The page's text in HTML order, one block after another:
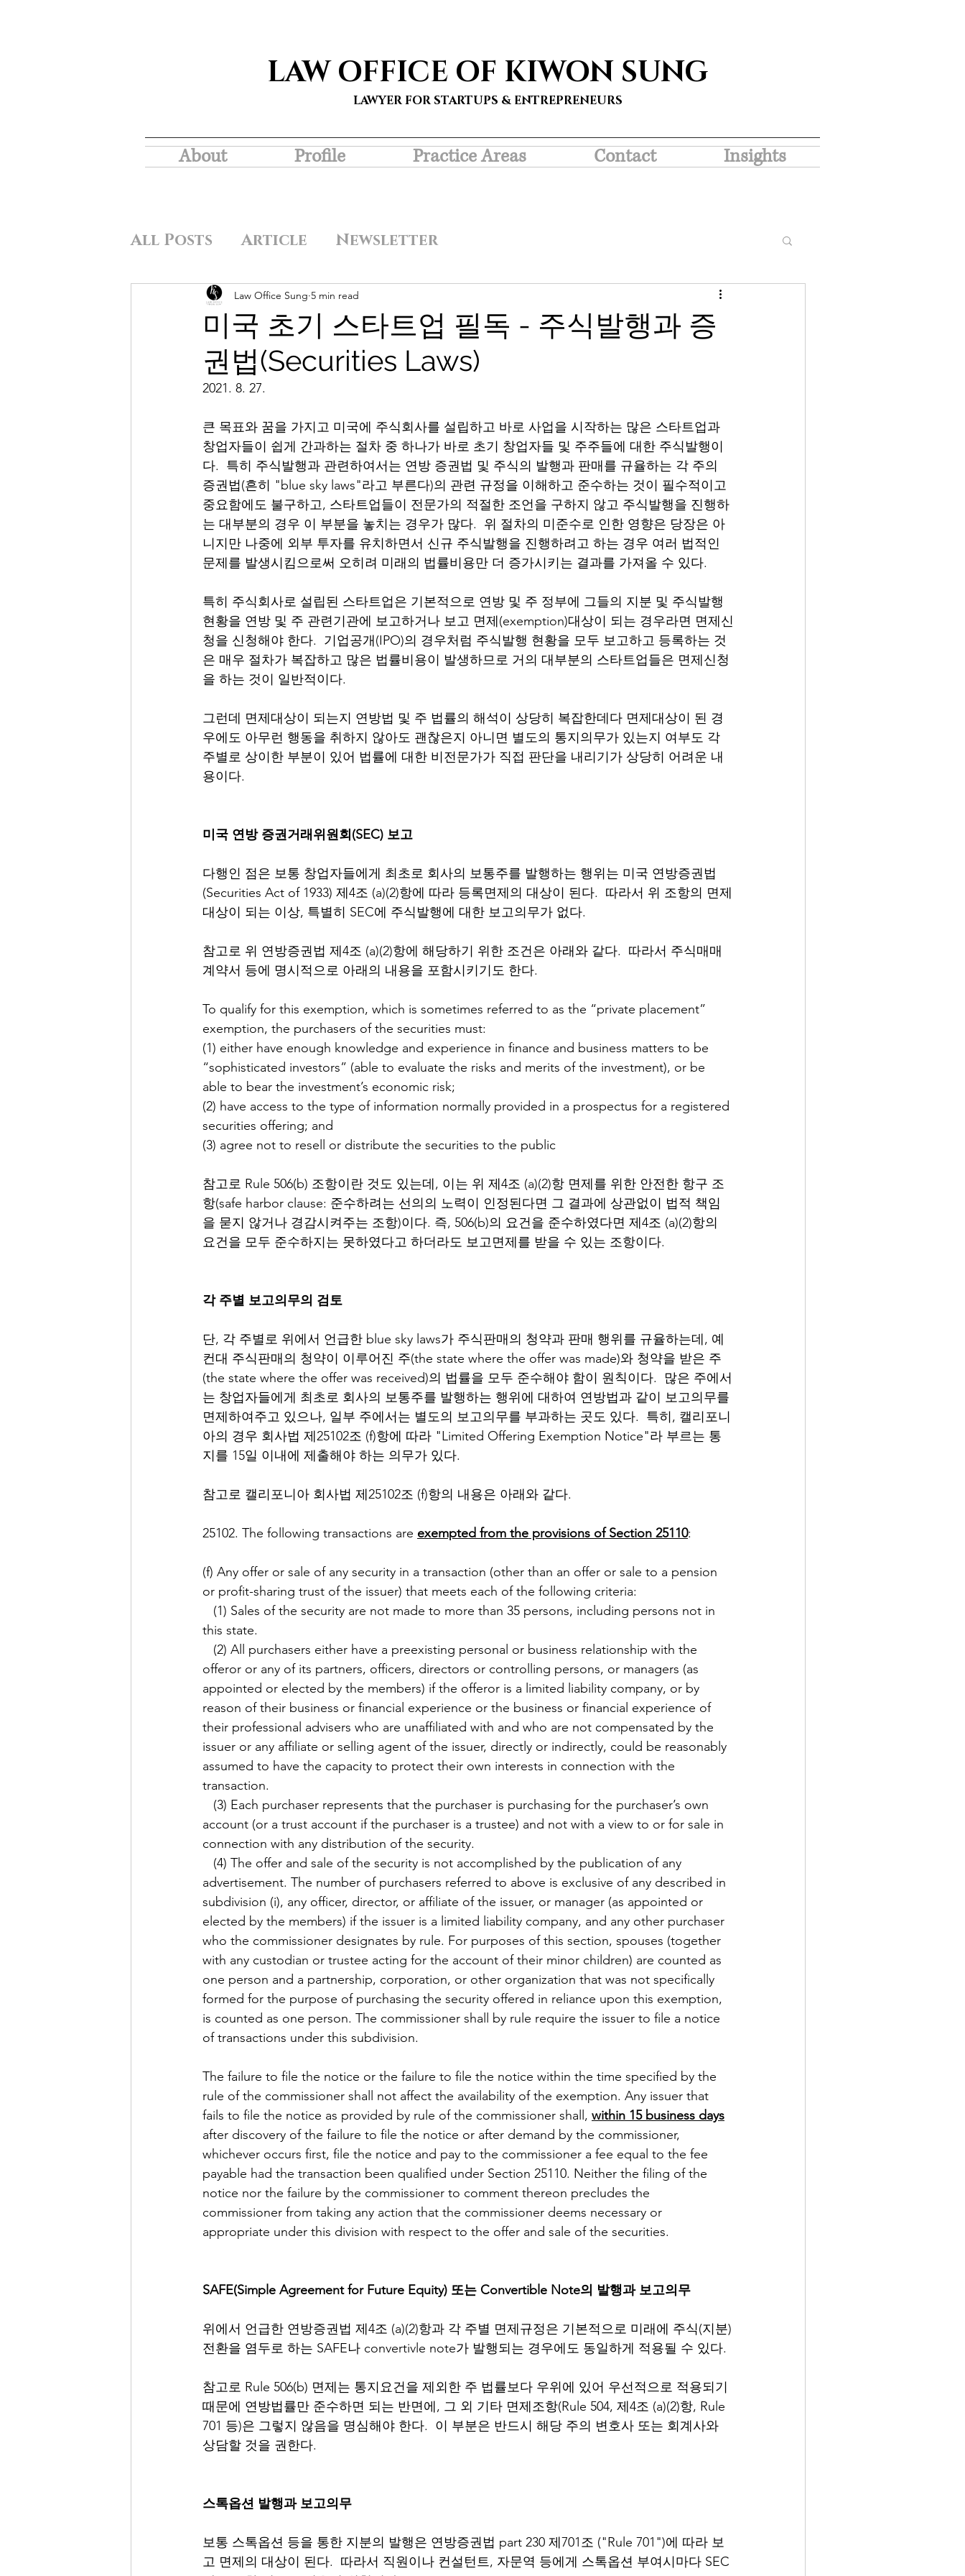
LAW OFFICE OF KIWON SUNG
LAWYER FOR STARTUPS & ENTREPRENEURS
About Profile Practice Areas Contact Insights
All Posts Article Newsletter
미국 초기 스타트업 필독 - 주식발행과 증
권법(Securities Laws)
Law Office Sung 5 min read
2021. 8. 27.
큰 목표와 꿈을 가지고 미국에 주식회사를 설립하고 바로 사업을 시작하는 많은 스타트업과
창업자들이 쉽게 간과하는 절차 중 하나가 바로 초기 창업자들 및 주주들에 대한 주식발행이
다.  특히 주식발행과 관련하여서는 연방 증권법 및 주식의 발행과 판매를 규율하는 각 주의
증권법(흔히 "blue sky laws"라고 부른다)의 관련 규정을 이해하고 준수하는 것이 필수적이고
중요함에도 불구하고, 스타트업들이 전문가의 적절한 조언을 구하지 않고 주식발행을 진행하
는 대부분의 경우 이 부분을 놓치는 경우가 많다.  위 절차의 미준수로 인한 영향은 당장은 아
니지만 나중에 외부 투자를 유치하면서 신규 주식발행을 진행하려고 하는 경우 여러 법적인
문제를 발생시킴으로써 오히려 미래의 법률비용만 더 증가시키는 결과를 가져올 수 있다.
특히 주식회사로 설립된 스타트업은 기본적으로 연방 및 주 정부에 그들의 지분 및 주식발행
현황을 연방 및 주 관련기관에 보고하거나 보고 면제(exemption)대상이 되는 경우라면 면제신
청을 신청해야 한다.  기업공개(IPO)의 경우처럼 주식발행 현황을 모두 보고하고 등록하는 것
은 매우 절차가 복잡하고 많은 법률비용이 발생하므로 거의 대부분의 스타트업들은 면제신청
을 하는 것이 일반적이다.
그런데 면제대상이 되는지 연방법 및 주 법률의 해석이 상당히 복잡한데다 면제대상이 된 경
우에도 아무런 행동을 취하지 않아도 괜찮은지 아니면 별도의 통지의무가 있는지 여부도 각
주별로 상이한 부분이 있어 법률에 대한 비전문가가 직접 판단을 내리기가 상당히 어려운 내
용이다.
미국 연방 증권거래위원회(SEC) 보고
다행인 점은 보통 창업자들에게 최초로 회사의 보통주를 발행하는 행위는 미국 연방증권법
(Securities Act of 1933) 제4조 (a)(2)항에 따라 등록면제의 대상이 된다.  따라서 위 조항의 면제
대상이 되는 이상, 특별히 SEC에 주식발행에 대한 보고의무가 없다.
참고로 위 연방증권법 제4조 (a)(2)항에 해당하기 위한 조건은 아래와 같다.  따라서 주식매매
계약서 등에 명시적으로 아래의 내용을 포함시키기도 한다.
To qualify for this exemption, which is sometimes referred to as the “private placement”
exemption, the purchasers of the securities must:
(1) either have enough knowledge and experience in finance and business matters to be
“sophisticated investors” (able to evaluate the risks and merits of the investment), or be
able to bear the investment’s economic risk;
(2) have access to the type of information normally provided in a prospectus for a registered
securities offering; and
(3) agree not to resell or distribute the securities to the public
참고로 Rule 506(b) 조항이란 것도 있는데, 이는 위 제4조 (a)(2)항 면제를 위한 안전한 항구 조
항(safe harbor clause: 준수하려는 선의의 노력이 인정된다면 그 결과에 상관없이 법적 책임
을 묻지 않거나 경감시켜주는 조항)이다. 즉, 506(b)의 요건을 준수하였다면 제4조 (a)(2)항의
요건을 모두 준수하지는 못하였다고 하더라도 보고면제를 받을 수 있는 조항이다.
각 주별 보고의무의 검토
단, 각 주별로 위에서 언급한 blue sky laws가 주식판매의 청약과 판매 행위를 규율하는데, 예
컨대 주식판매의 청약이 이루어진 주(the state where the offer was made)와 청약을 받은 주
(the state where the offer was received)의 법률을 모두 준수해야 함이 원칙이다.  많은 주에서
는 창업자들에게 최초로 회사의 보통주를 발행하는 행위에 대하여 연방법과 같이 보고의무를
면제하여주고 있으나, 일부 주에서는 별도의 보고의무를 부과하는 곳도 있다.  특히, 캘리포니
아의 경우 회사법 제25102조 (f)항에 따라 "Limited Offering Exemption Notice"라 부르는 통
지를 15일 이내에 제출해야 하는 의무가 있다.
참고로 캘리포니아 회사법 제25102조 (f)항의 내용은 아래와 같다.
25102. The following transactions are exempted from the provisions of Section 25110:
(f) Any offer or sale of any security in a transaction (other than an offer or sale to a pension
or profit-sharing trust of the issuer) that meets each of the following criteria:
this state.
offeror or any of its partners, officers, directors or controlling persons, or managers (as
appointed or elected by the members) if the offeror is a limited liability company, or by
reason of their business or financial experience or the business or financial experience of
their professional advisers who are unaffiliated with and who are not compensated by the
issuer or any affiliate or selling agent of the issuer, directly or indirectly, could be reasonably
assumed to have the capacity to protect their own interests in connection with the
transaction.
account (or a trust account if the purchaser is a trustee) and not with a view to or for sale in
connection with any distribution of the security.
advertisement. The number of purchasers referred to above is exclusive of any described in
subdivision (i), any officer, director, or affiliate of the issuer, or manager (as appointed or
elected by the members) if the issuer is a limited liability company, and any other purchaser
who the commissioner designates by rule. For purposes of this section, spouses (together
with any custodian or trustee acting for the account of their minor children) are counted as
one person and a partnership, corporation, or other organization that was not specifically
formed for the purpose of purchasing the security offered in reliance upon this exemption,
is counted as one person. The commissioner shall by rule require the issuer to file a notice
of transactions under this subdivision.
The failure to file the notice or the failure to file the notice within the time specified by the
rule of the commissioner shall not affect the availability of the exemption. Any issuer that
fails to file the notice as provided by rule of the commissioner shall, within 15 business days
after discovery of the failure to file the notice or after demand by the commissioner,
whichever occurs first, file the notice and pay to the commissioner a fee equal to the fee
payable had the transaction been qualified under Section 25110. Neither the filing of the
notice nor the failure by the commissioner to comment thereon precludes the
commissioner from taking any action that the commissioner deems necessary or
appropriate under this division with respect to the offer and sale of the securities.
SAFE(Simple Agreement for Future Equity) 또는 Convertible Note의 발행과 보고의무
위에서 언급한 연방증권법 제4조 (a)(2)항과 각 주별 면제규정은 기본적으로 미래에 주식(지분)
전환을 염두로 하는 SAFE나 convertivle note가 발행되는 경우에도 동일하게 적용될 수 있다.
참고로 Rule 506(b) 면제는 통지요건을 제외한 주 법률보다 우위에 있어 우선적으로 적용되기
때문에 연방법률만 준수하면 되는 반면에, 그 외 기타 면제조항(Rule 504, 제4조 (a)(2)항, Rule
701 등)은 그렇지 않음을 명심해야 한다.  이 부분은 반드시 해당 주의 변호사 또는 회계사와
상담할 것을 권한다.
스톡옵션 발행과 보고의무
보통 스톡옵션 등을 통한 지분의 발행은 연방증권법 part 230 제701조 ("Rule 701")에 따라 보
고 면제의 대상이 된다.  따라서 직원이나 컨설턴트, 자문역 등에게 스톡옵션 부여시마다 SEC